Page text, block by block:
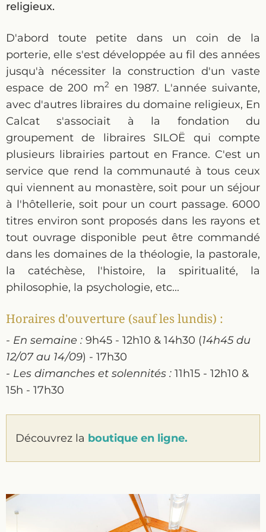
religieux.
D'abord toute petite dans un coin de la
porterie, elle s'est développée au fil des années
jusqu'à nécessiter la construction d'un vaste
espace de 200 m2 en 1987. L'année suivante,
avec d'autres libraires du domaine religieux, En
Calcat s'associait à la fondation du
groupement de libraires SILOË qui compte
plusieurs librairies partout en France. C'est un
service que rend la communauté à tous ceux
qui viennent au monastère, soit pour un séjour
à l'hôtellerie, soit pour un court passage. 6000
titres environ sont proposés dans les rayons et
tout ouvrage disponible peut être commandé
dans les domaines de la théologie, la pastorale,
la catéchèse, l'histoire, la spiritualité, la
philosophie, la psychologie, etc...
Horaires d'ouverture (sauf les lundis) :
- En semaine : 9h45 - 12h10 & 14h30 (14h45 du
12/07 au 14/09) - 17h30
- Les dimanches et solennités : 11h15 - 12h10 &
15h - 17h30
Découvrez la boutique en ligne.